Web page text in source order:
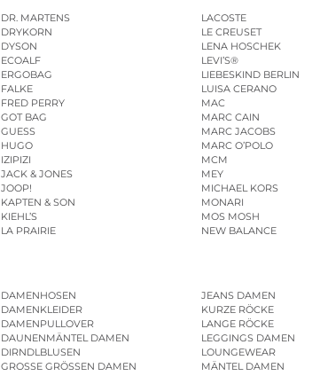
DR. MARTENS
DRYKORN
DYSON
ECOALF
ERGOBAG
FALKE
FRED PERRY
GOT BAG
GUESS
HUGO
IZIPIZI
JACK & JONES
JOOP!
KAPTEN & SON
KIEHL’S
LA PRAIRIE
LACOSTE
LE CREUSET
LENA HOSCHEK
LEVI’S®
LIEBESKIND BERLIN
LUISA CERANO
MAC
MARC CAIN
MARC JACOBS
MARC O’POLO
MCM
MEY
MICHAEL KORS
MONARI
MOS MOSH
NEW BALANCE
DAMENHOSEN
DAMENKLEIDER
DAMENPULLOVER
DAUNENMÄNTEL DAMEN
DIRNDLBLUSEN
GROSSE GRÖSSEN DAMEN
JEANS DAMEN
KURZE RÖCKE
LANGE RÖCKE
LEGGINGS DAMEN
LOUNGEWEAR
MÄNTEL DAMEN